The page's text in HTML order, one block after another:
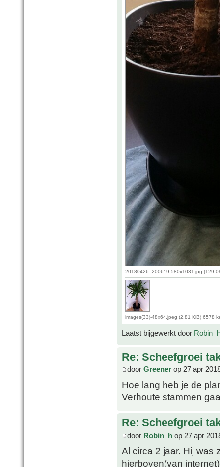
20180426_200619-580x1031.jpg
images(33)-48x64.jpeg (2.81 KiB) 6578
Laatst bijgewerkt door Robin_h
Re: Scheefgroei
door Greener op 27 apr
Hoe lang heb je de
Verhoute stammen
Re: Scheefgroei
door Robin_h op 27 apr
Al circa 2 jaar. Hij was
hierboven(van